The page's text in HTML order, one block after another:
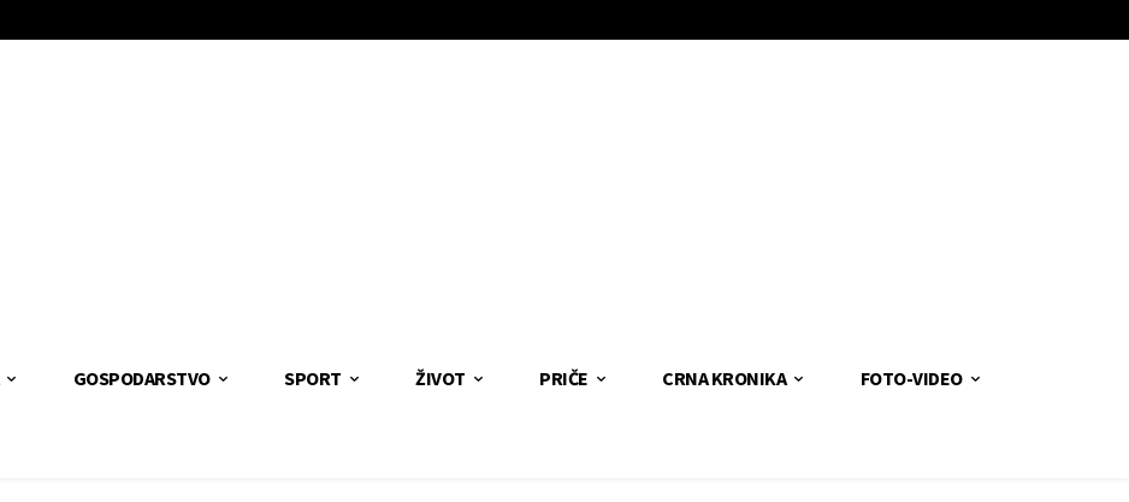
GOSPODARSTVO SPORT ŽIVOT PRIČE CRNA KRONIKA FOTO-VIDEO